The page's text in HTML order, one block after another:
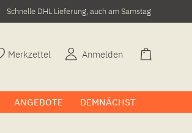
Schnelle DHL Lieferung, auch am Samstag
Merkzettel Anmelden
ANGEBOTE DEMNÄCHST